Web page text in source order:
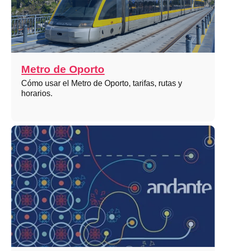
Metro de Oporto
Cómo usar el Metro de Oporto, tarifas, rutas y
horarios.